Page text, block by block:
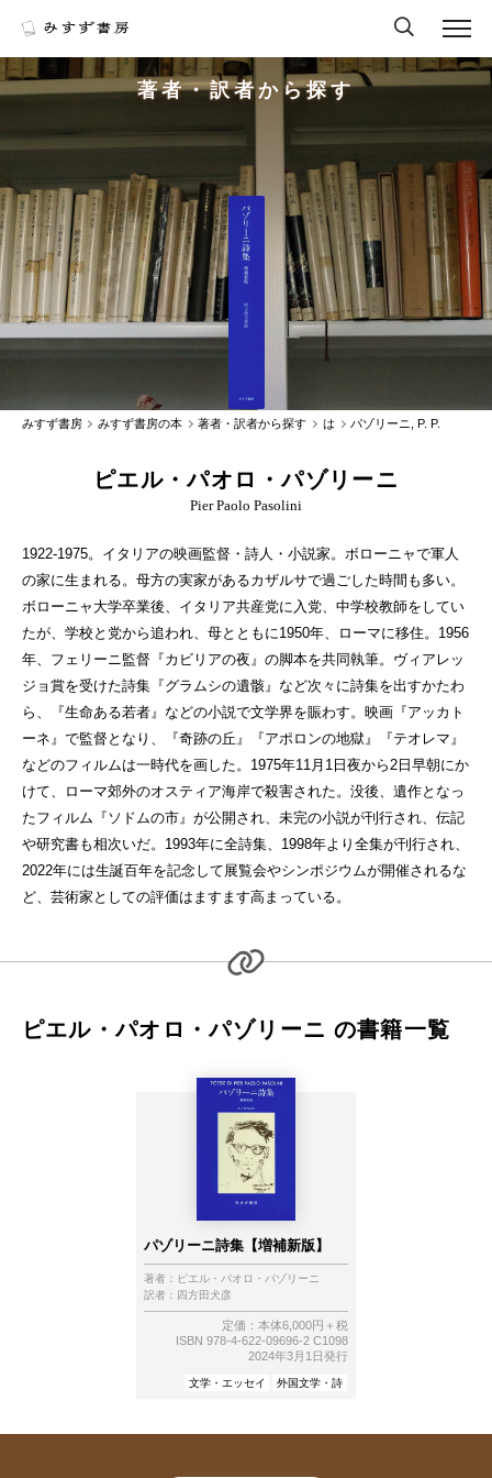
著者・訳者から探す
みすず書房 みすず書房の本 著者・訳者から探す は パゾリーニ, P. P.
ピエル・パオロ・パゾリーニ
Pier Paolo Pasolini
1922-1975。イタリアの映画監督・詩人・小説家。ボローニャで軍人
の家に生まれる。母方の実家があるカザルサで過ごした時間も多い。
ボローニャ大学卒業後、イタリア共産党に入党、中学校教師をしてい
たが、学校と党から追われ、母とともに1950年、ローマに移住。1956
年、フェリーニ監督『カビリアの夜』の脚本を共同執筆。ヴィアレッ
ジョ賞を受けた詩集『グラムシの遺骸』など次々に詩集を出すかたわ
ら、『生命ある若者』などの小説で文学界を賑わす。映画『アッカト
ーネ』で監督となり、『奇跡の丘』『アポロンの地獄』『テオレマ』
などのフィルムは一時代を画した。1975年11月1日夜から2日早朝にか
けて、ローマ郊外のオスティア海岸で殺害された。没後、遺作となっ
たフィルム『ソドムの市』が公開され、未完の小説が刊行され、伝記
や研究書も相次いだ。1993年に全詩集、1998年より全集が刊行され、
2022年には生誕百年を記念して展覧会やシンポジウムが開催されるな
ど、芸術家としての評価はますます高まっている。
ピエル・パオロ・パゾリーニ の書籍一覧
パゾリーニ詩集【増補新版】
著者： ピエル・パオロ・パゾリーニ
訳者： 四方田犬彦
定価：本体6,000円＋税
ISBN 978-4-622-09696-2 C1098
2024年3月1日発行
文学・エッセイ 外国文学・詩